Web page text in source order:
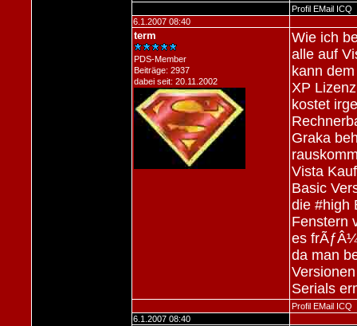
Profil EMail ICQ
6.1.2007 08:40
term
PDS-Member
Beiträge: 2937
dabei seit: 20.11.2002
Wie ich
alle auf
kann
XP
kostet
Graka
Vista
Basic
die #high
Fenstern
es
da man
Serials
Profil EMail ICQ
6.1.2007 08:40